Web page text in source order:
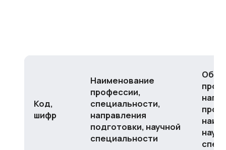
Код,
шифр
Наименование
профессии,
специальности,
направления
подготовки, научной
специальности